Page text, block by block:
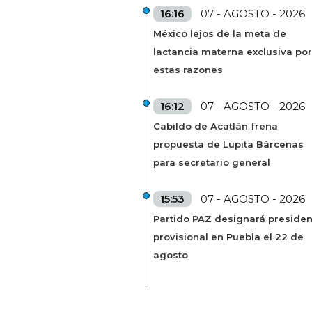
16:16 07 - AGOSTO - 2026
México lejos de la meta de
lactancia materna exclusiva por
estas razones
16:12 07 - AGOSTO - 2026
Cabildo de Acatlán frena
propuesta de Lupita Bárcenas
para secretario general
15:53 07 - AGOSTO - 2026
Partido PAZ designará
provisional en Puebla el 22 de
agosto